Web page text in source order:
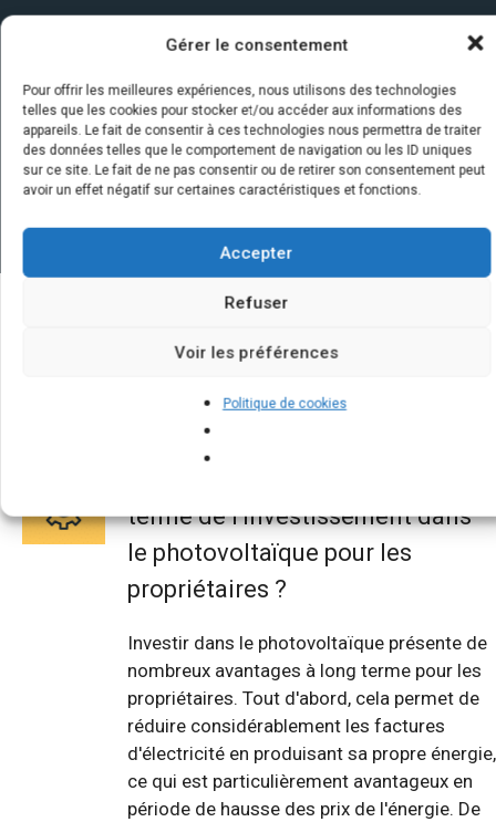
Gérer le consentement
Pour offrir les meilleures expériences, nous utilisons des technologies
telles que les cookies pour stocker et/ou accéder aux informations des
appareils. Le fait de consentir à ces technologies nous permettra de traiter
des données telles que le comportement de navigation ou les ID uniques
sur ce site. Le fait de ne pas consentir ou de retirer son consentement peut
avoir un effet négatif sur certaines caractéristiques et fonctions.
Accepter
Refuser
Voir les préférences
Politique de cookies
Quelques infos sur nos centrales
solaires : questions et réponses
terme de l'investissement dans
le photovoltaïque pour les
propriétaires ?
Investir dans le photovoltaïque présente de
nombreux avantages à long terme pour les
propriétaires. Tout d'abord, cela permet de
réduire considérablement les factures
d'électricité en produisant sa propre énergie,
ce qui est particulièrement avantageux en
période de hausse des prix de l'énergie. De